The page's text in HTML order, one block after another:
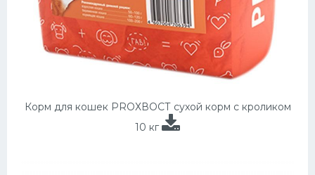
Корм для кошек PROХВОСТ сухой корм с кроликом
10 кг